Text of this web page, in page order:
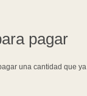
pagar
una cantidad que